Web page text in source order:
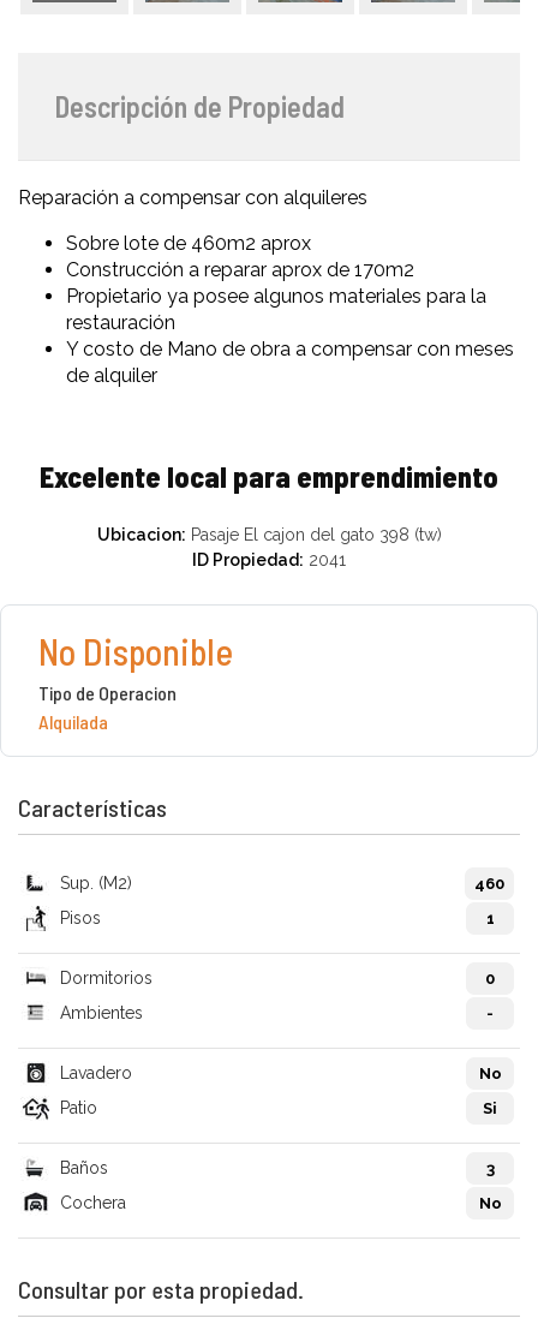
Descripción de Propiedad
Reparación a compensar con alquileres
Sobre lote de 460m2 aprox
Construcción a reparar aprox de 170m2
Propietario ya posee algunos materiales para la
restauración
Y costo de Mano de obra a compensar con meses
de alquiler
Excelente local para emprendimiento
Ubicacion: Pasaje El cajon del gato 398 (tw)
ID Propiedad: 2041
No Disponible
Tipo de Operacion
Alquilada
Características
Sup. (M2) 460
Pisos 1
Dormitorios 0
Ambientes -
Lavadero No
Patio Si
Baños 3
Cochera No
Consultar por esta propiedad.